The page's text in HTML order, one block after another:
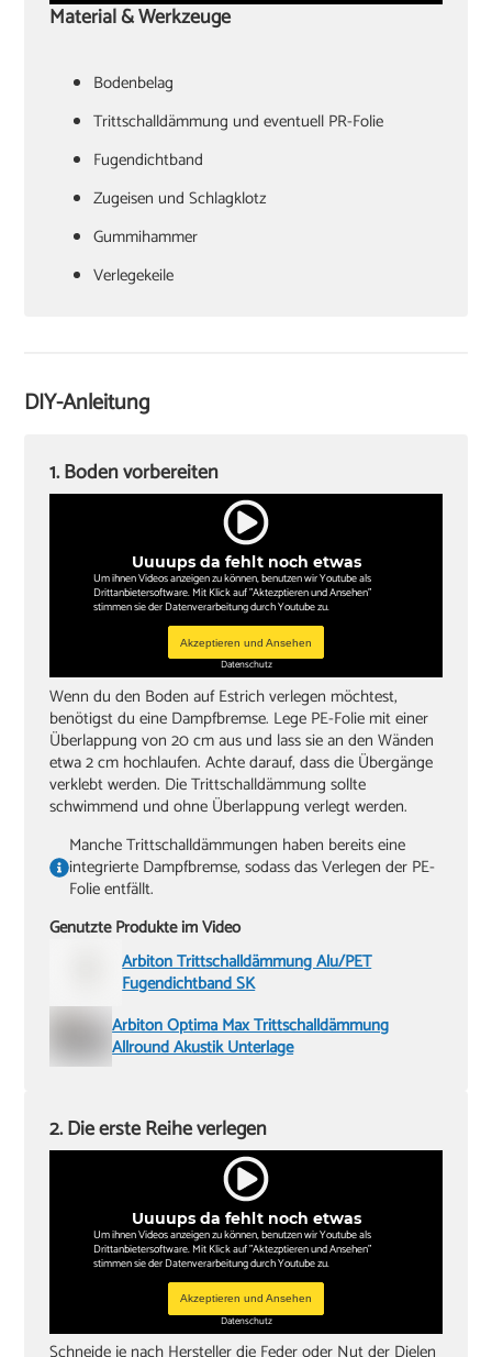
Material & Werkzeuge
Bodenbelag
Trittschalldämmung und eventuell PR-Folie
Fugendichtband
Zugeisen und Schlagklotz
Gummihammer
Verlegekeile
Akkuschrauber
Stichsäge und Kappsäge
Bleistift
DIY-Anleitung
Uuuups da fehlt noch etwas
Um ihnen Videos anzeigen zu können, benutzen wir Youtube als
Drittanbietersoftware. Mit Klick auf "Aktezptieren und Ansehen"
stimmen sie der Datenverarbeitung durch Youtube zu.
Akzeptieren und Ansehen
Datenschutz
1. Boden vorbereiten
Wenn du den Boden auf Estrich verlegen möchtest,
benötigst du eine Dampfbremse. Lege PE-Folie mit einer
Überlappung von 20 cm aus und lass sie an den Wänden
etwa 2 cm hochlaufen. Achte darauf, dass die Übergänge
verklebt werden. Die Trittschalldämmung sollte
schwimmend und ohne Überlappung verlegt werden.
Manche Trittschalldämmungen haben bereits eine
integrierte Dampfbremse, sodass das Verlegen der PE-
Folie entfällt.
Genutzte Produkte im Video
Arbiton Trittschalldämmung Alu/PET
Fugendichtband SK
Arbiton Optima Max Trittschalldämmung
Allround Akustik Unterlage
Uuuups da fehlt noch etwas
Um ihnen Videos anzeigen zu können, benutzen wir Youtube als
Drittanbietersoftware. Mit Klick auf "Aktezptieren und Ansehen"
stimmen sie der Datenverarbeitung durch Youtube zu.
Akzeptieren und Ansehen
Datenschutz
2. Die erste Reihe verlegen